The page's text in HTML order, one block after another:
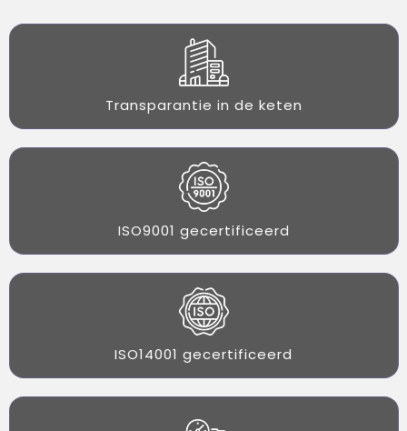
Transparantie in de keten
ISO9001 gecertificeerd
ISO14001 gecertificeerd